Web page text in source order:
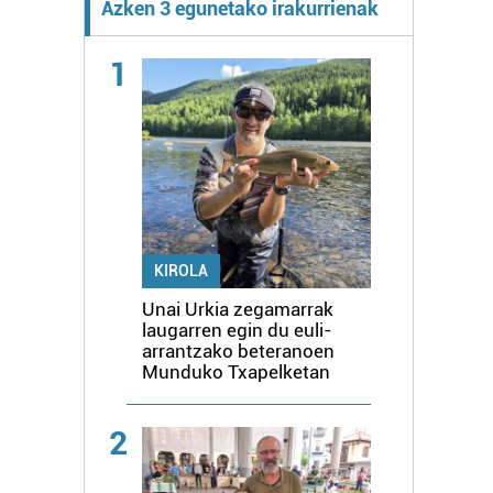
Azken 3 egunetako irakurrienak
1
KIROLA
Unai Urkia zegamarrak
laugarren egin du euli-
arrantzako beteranoen
Munduko Txapelketan
2